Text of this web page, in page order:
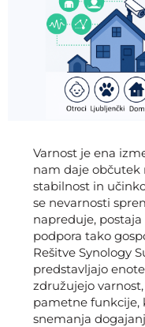
Varnost je ena
nam daje občutek
stabilnost in
se nevarnosti
napreduje,
podpora tako
Rešitve Synology
predstavljajo
združujejo
pametne funkcije,
snemanja